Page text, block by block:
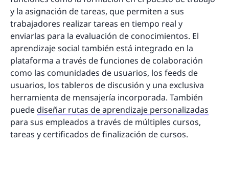
y la asignación de tareas, que permiten a sus
trabajadores realizar tareas en tiempo real y
enviarlas para la evaluación de conocimientos. El
aprendizaje social también está integrado en la
plataforma a través de funciones de colaboración
como las comunidades de usuarios, los feeds de
usuarios, los tableros de discusión y una exclusiva
herramienta de mensajería incorporada. También
puedediseñar rutas de aprendizaje personalizadas
para sus empleados a través de múltiples cursos,
tareas y certificados de finalización de cursos.